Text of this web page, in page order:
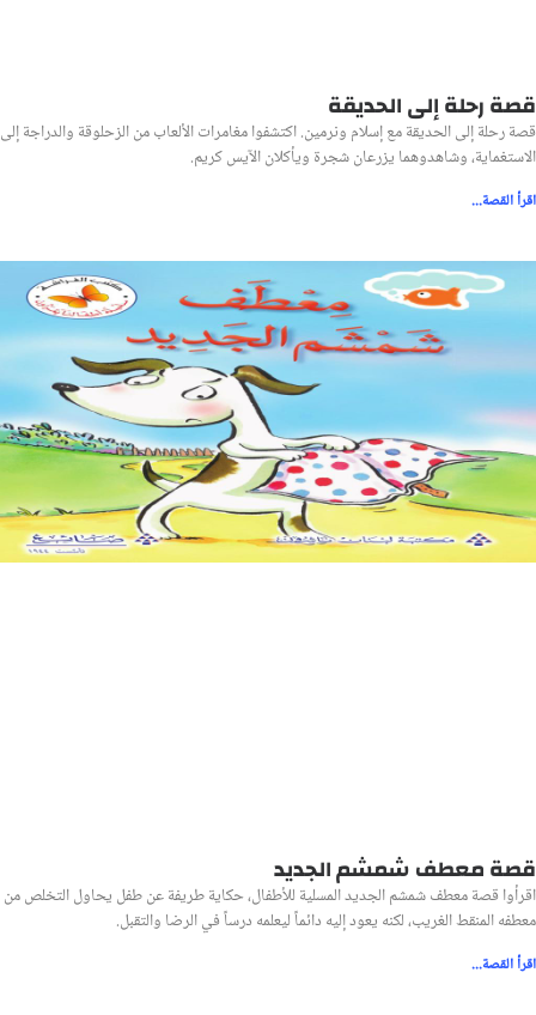
قصة رحلة إلى الحديقة
قصة رحلة إلى الحديقة مع إسلام ونرمين. اكتشفوا مغامرات الألعاب من الزحلوقة والدراجة إلى
الاستغماية، وشاهدوهما يزرعان شجرة ويأكلان الآيس كريم.
اقرأ القصة...
قصة معطف شمشم الجديد
اقرأوا قصة معطف شمشم الجديد المسلية للأطفال، حكاية طريفة عن طفل يحاول التخلص من
معطفه المنقط الغريب، لكنه يعود إليه دائماً ليعلمه درساً في الرضا والتقبل.
اقرأ القصة...